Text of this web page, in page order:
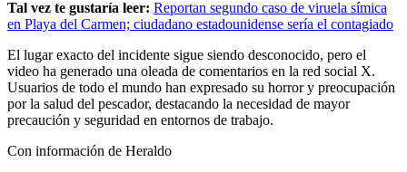
Tal vez te gustaría leer: Reportan segundo caso de viruela símica
en Playa del Carmen; ciudadano estadounidense sería el contagiado
El lugar exacto del incidente sigue siendo desconocido, pero el
video ha generado una oleada de comentarios en la red social X.
Usuarios de todo el mundo han expresado su horror y preocupación
por la salud del pescador, destacando la necesidad de mayor
precaución y seguridad en entornos de trabajo.
Con información de Heraldo